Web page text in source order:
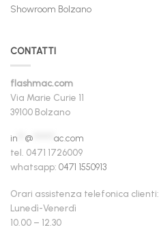
Showroom Bolzano
CONTATTI
flashmac.com
Via Marie Curie 11
39100 Bolzano
in @
ac.com
tel. 0471 1726009
whatsapp: 0471 1550913
Orari assistenza telefonica clienti:
Lunedì-Venerdì
10.00 – 12.30